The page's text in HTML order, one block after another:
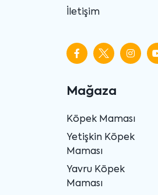
İletişim
Mağaza
Köpek Maması
Yetişkin Köpek
Maması
Yavru Köpek
Maması